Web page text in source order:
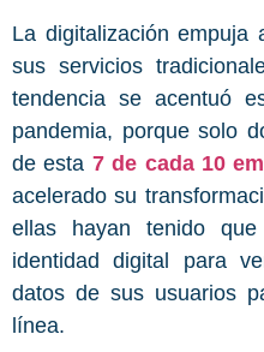
La digitalización empuja
sus servicios
tendencia se acentuó
pandemia, porque solo
de esta 7 de cada 10
acelerado su
ellas hayan tenido
identidad digital para
datos de sus usuarios
línea.